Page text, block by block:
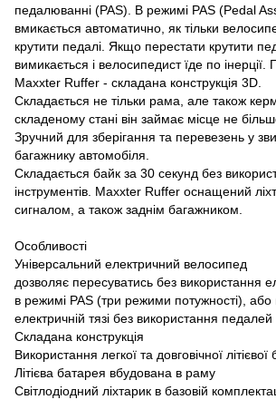
педалюванні (PAS). В режимі PAS (Pedal
вмикається автоматично, як тільки
крутити педалі. Якщо перестати крутити
вимикається і велосипедист їде по інерції.
Maxxter Ruffer - складана конструкція 3D.
Складається не тільки рама, але також
складеному стані він займає місце не
Зручний для зберігання та перевезень у
багажнику автомобіля.
Складається байк за 30 секунд без
інструментів. Maxxter Ruffer оснащений
сигналом, а також заднім багажником.
Особливості
Універсальний електричний велосипед
дозволяє пересуватись без використання
в режимі PAS (три режими потужності), або
електричній тязі без використання педалей
Складана конструкція
Використання легкої та довговічної літієвої
Літієва батарея вбудована в раму
Світлодіодний ліхтарик в базовій